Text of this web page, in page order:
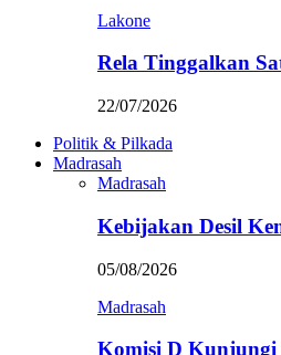
Lakone
Rela Tinggalkan
22/07/2026
Politik & Pilkada
Madrasah
Madrasah
Kebijakan Desil
05/08/2026
Madrasah
Komisi D